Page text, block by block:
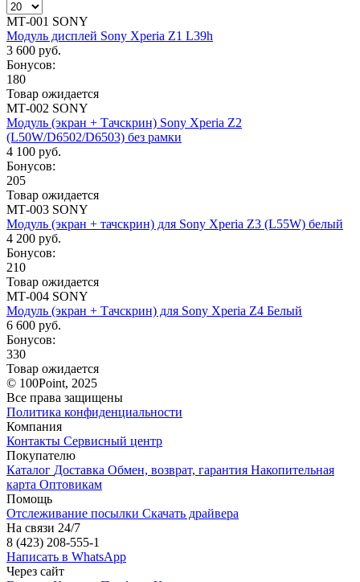
МТ-001 SONY
Модуль дисплей Sony Xperia Z1 L39h
3 600 руб.
Бонусов:
180
Товар ожидается
МТ-002 SONY
Модуль (экран + Тачскрин) Sony Xperia Z2
(L50W/D6502/D6503) без рамки
4 100 руб.
Бонусов:
205
Товар ожидается
МТ-003 SONY
Модуль (экран + тачскрин) для Sony Xperia Z3 (L55W) белый
4 200 руб.
Бонусов:
210
Товар ожидается
МТ-004 SONY
Модуль (экран + Тачскрин) для Sony Xperia Z4 Белый
6 600 руб.
Бонусов:
330
Товар ожидается
© 100Point, 2025
Все права защищены
Политика конфиденциальности
Компания
Контакты Сервисный центр
Покупателю
Каталог Доставка Обмен, возврат, гарантия Накопительная
карта Оптовикам
Помощь
Отслеживание посылки Скачать драйвера
На связи 24/7
8 (423) 208-555-1
Написать в WhatsApp
Через сайт